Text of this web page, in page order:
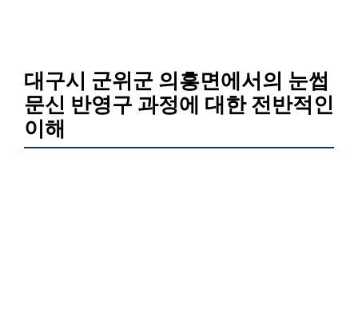
대구시 군위군 의흥면에서의 눈썹
문신 반영구 과정에 대한 전반적인
이해